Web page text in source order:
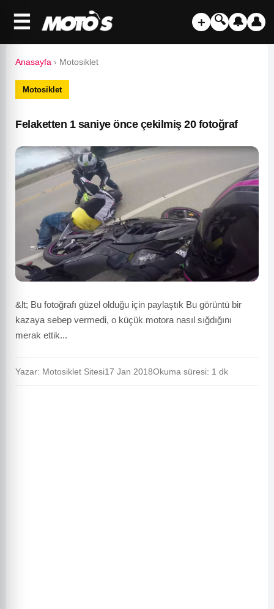
☰ ＋ 🔍 🔔 👤
Anasayfa › Motosiklet
Motosiklet
Felaketten 1 saniye önce çekilmiş 20 fotoğraf
&lt; Bu fotoğrafı güzel olduğu için paylaştık Bu görüntü bir
kazaya sebep vermedi, o küçük motora nasıl sığdığını
merak ettik...
Yazar: Motosiklet Sitesi17 Jan 2018Okuma süresi: 1 dk